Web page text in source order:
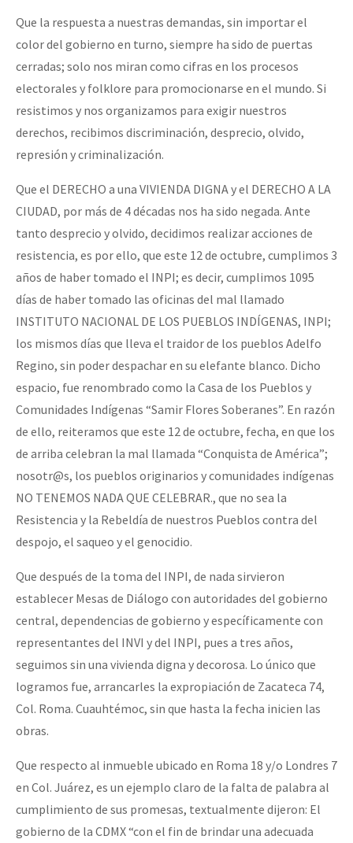
Que la respuesta a nuestras demandas, sin importar el
color del gobierno en turno, siempre ha sido de puertas
cerradas; solo nos miran como cifras en los procesos
electorales y folklore para promocionarse en el mundo. Si
resistimos y nos organizamos para exigir nuestros
derechos, recibimos discriminación, desprecio, olvido,
represión y criminalización.
Que el DERECHO a una VIVIENDA DIGNA y el DERECHO A LA
CIUDAD, por más de 4 décadas nos ha sido negada. Ante
tanto desprecio y olvido, decidimos realizar acciones de
resistencia, es por ello, que este 12 de octubre, cumplimos 3
años de haber tomado el INPI; es decir, cumplimos 1095
días de haber tomado las oficinas del mal llamado
INSTITUTO NACIONAL DE LOS PUEBLOS INDÍGENAS, INPI;
los mismos días que lleva el traidor de los pueblos Adelfo
Regino, sin poder despachar en su elefante blanco. Dicho
espacio, fue renombrado como la Casa de los Pueblos y
Comunidades Indígenas “Samir Flores Soberanes”. En razón
de ello, reiteramos que este 12 de octubre, fecha, en que los
de arriba celebran la mal llamada “Conquista de América”;
nosotr@s, los pueblos originarios y comunidades indígenas
NO TENEMOS NADA QUE CELEBRAR., que no sea la
Resistencia y la Rebeldía de nuestros Pueblos contra del
despojo, el saqueo y el genocidio.
Que después de la toma del INPI, de nada sirvieron
establecer Mesas de Diálogo con autoridades del gobierno
central, dependencias de gobierno y específicamente con
representantes del INVI y del INPI, pues a tres años,
seguimos sin una vivienda digna y decorosa. Lo único que
logramos fue, arrancarles la expropiación de Zacateca 74,
Col. Roma. Cuauhtémoc, sin que hasta la fecha inicien las
obras.
Que respecto al inmueble ubicado en Roma 18 y/o Londres 7
en Col. Juárez, es un ejemplo claro de la falta de palabra al
cumplimiento de sus promesas, textualmente dijeron: El
gobierno de la CDMX “con el fin de brindar una adecuada